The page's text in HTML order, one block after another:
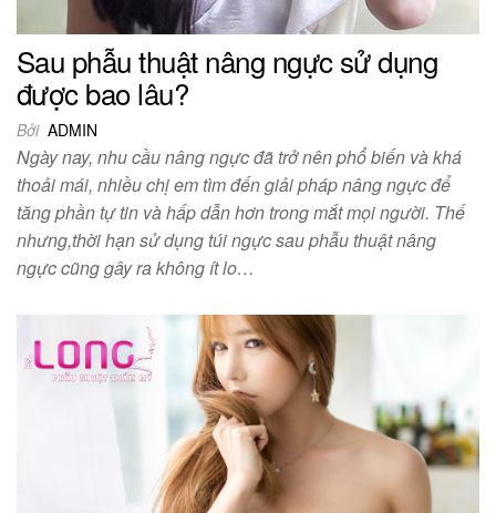
Sau phẫu thuật nâng ngực sử dụng
được bao lâu?
Bởi ADMIN
Ngày nay, nhu cầu nâng ngực đã trở nên phổ biến và khá
thoải mái, nhiều chị em tìm đến giải pháp nâng ngực để
tăng phần tự tin và hấp dẫn hơn trong mắt mọi người. Thế
nhưng,thời hạn sử dụng túi ngực sau phẫu thuật nâng
ngực cũng gây ra không ít lo…